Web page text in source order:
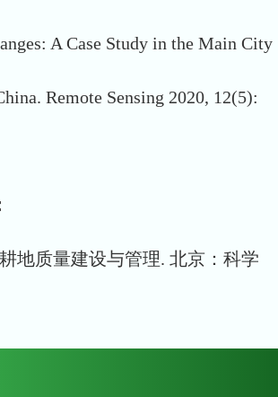
A Case Study in the Main City
Remote Sensing 2020, 12(5):
地质量建设与管理. 北京：科学